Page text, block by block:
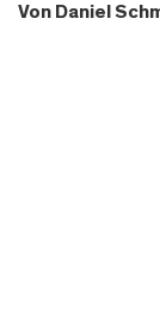
Von Daniel